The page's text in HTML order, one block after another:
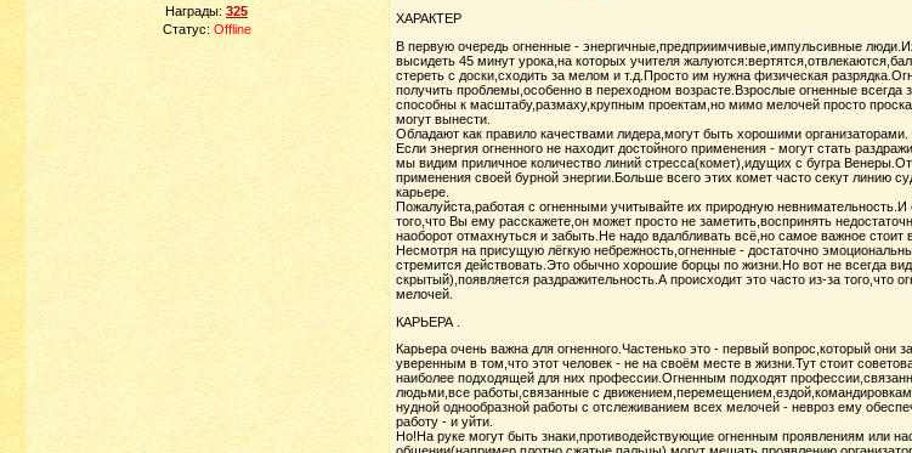
Награды:325
Статус: Offline
ХАРАКТЕР
В первую очередь огненные - энергичные,предприимчивые,импульсивные
высидеть 45 минут урока,на которых учителя
стереть с доски,сходить за мелом и т.д.Просто им нужна физическая
получить проблемы,особенно в переходном возрасте.Взрослые огненные
способны к масштабу,размаху,крупным проектам,но мимо мелочей просто
могут вынести.
Обладают как правило качествами лидера,могут быть хорошими организаторами.
Если энергия огненного не находит достойного применения - могут стать
мы видим приличное количество линий стресса(комет),идущих с бугра
применения своей бурной энергии.Больше всего этих комет часто секут линию
карьере.
Пожалуйста,работая с огненными учитывайте их природную
того,что Вы ему расскажете,он может просто не заметить,воспринять
наоборот отмахнуться и забыть.Не надо вдалбливать всё,но самое важное стоит
Несмотря на присущую лёгкую небрежность,огненные - достаточно
стремится действовать.Это обычно хорошие борцы по жизни.Но вот не всегда
скрытый),появляется раздражительность.А происходит это часто из-за
мелочей.
КАРЬЕРА .
Карьера очень важна для огненного.Частенько это - первый вопрос,который
уверенным в том,что этот человек - не на своём месте в жизни.Тут стоит
наиболее подходящей для них профессии.Огненным подходят
людьми,все работы,связанные с
нудной однообразной работы с отслеживанием всех мелочей - невроз ему
работу - и уйти.
Но!На руке могут быть знаки,противодействующие огненным проявлениям или